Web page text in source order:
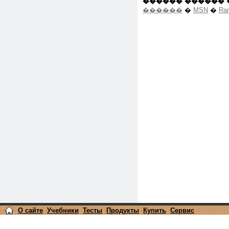
������ � MSN �
О сайте Учебники Тесты Продукты Купить Сервис